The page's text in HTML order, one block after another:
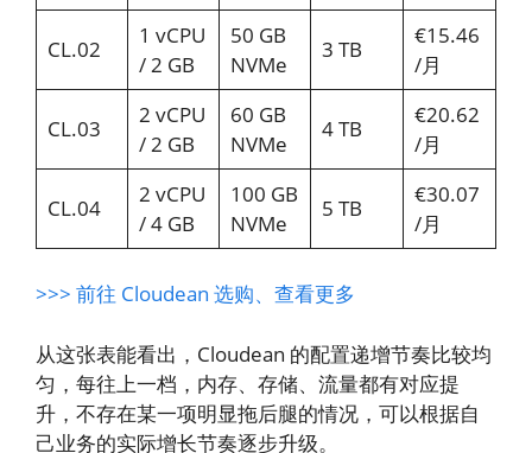
CL.02
1 vCPU
/ 2 GB
50 GB
NVMe
3 TB
€15.46
/月
CL.03
2 vCPU
/ 2 GB
60 GB
NVMe
4 TB
€20.62
/月
CL.04
2 vCPU
/ 4 GB
100 GB
NVMe
5 TB
€30.07
/月
>>> 前往 Cloudean 选购、查看更多
从这张表能看出，Cloudean 的配置递增节奏比较均
匀，每往上一档，内存、存储、流量都有对应提
升，不存在某一项明显拖后腿的情况，可以根据自
己业务的实际增长节奏逐步升级。